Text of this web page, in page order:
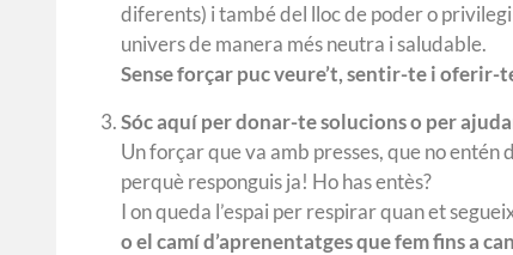
diferents) i també del lloc de poder o
univers de manera més neutra i saludable.
Sense forçar puc veure’t, sentir-te i oferir-
Sóc aquí per donar-te solucions o per
Un forçar que va amb presses, que no entén
perquè responguis ja! Ho has entès?
I on queda l’espai per respirar quan et
o el camí d’aprenentatges que fem fins a